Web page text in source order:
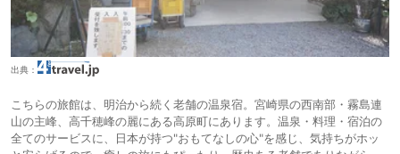
出典：
こちらの旅館は、明治から続く老舗の温泉宿。宮崎県の西南部・霧島連
山の主峰、高千穂峰の麗にある高原町にあります。温泉・料理・宿泊の
全てのサービスに、日本が持つ"おもてなしの心"を感じ、気持ちがホッ